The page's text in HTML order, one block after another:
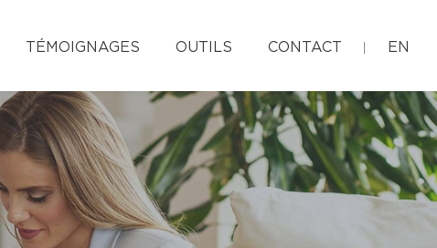
TÉMOIGNAGES OUTILS CONTACT EN